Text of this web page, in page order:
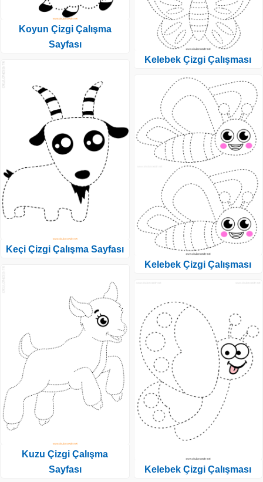
Koyun Çizgi Çalışma
Sayfası
Keçi Çizgi Çalışma Sayfası
Kuzu Çizgi Çalışma
Sayfası
Kelebek Çizgi Çalışması
Kelebek Çizgi Çalışması
Kelebek Çizgi Çalışması